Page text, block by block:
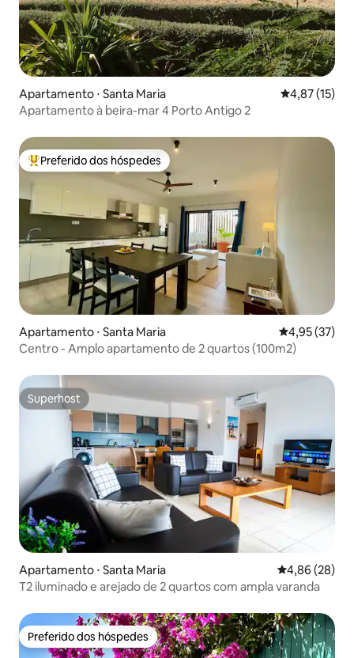
Apartamento ⋅ Santa Maria 4,87 de uma
4,87 (15)
Apartamento à beira-mar 4 Porto Antigo 2
Entre os melhores preferidos dos hóspedes
Preferido dos hóspedes
Apartamento ⋅ Santa Maria 4,95 de uma
4,95 (37)
Centro - Amplo apartamento de 2 quartos (100m2)
Superhost
Superhost
Apartamento ⋅ Santa Maria 4,86 de uma
4,86 (28)
T2 iluminado e arejado de 2 quartos com ampla varanda
Preferido dos hóspedes
Preferido dos hóspedes